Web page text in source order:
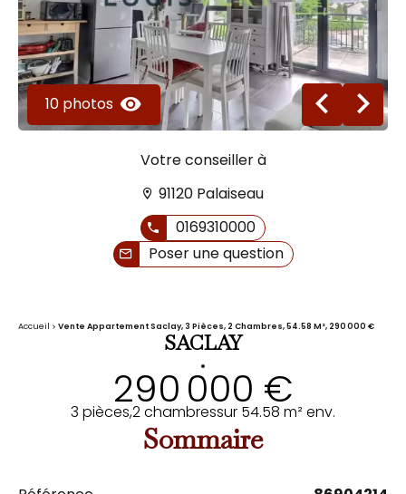
10 photos
Votre conseiller à
91120 Palaiseau
0169310000
Poser une question
Accueil Vente Appartement Saclay, 3 Pièces, 2 Chambres, 54.58 M², 290 000 €
SACLAY
•
290 000 €
3 pièces,2 chambressur 54.58 m² env.
Sommaire